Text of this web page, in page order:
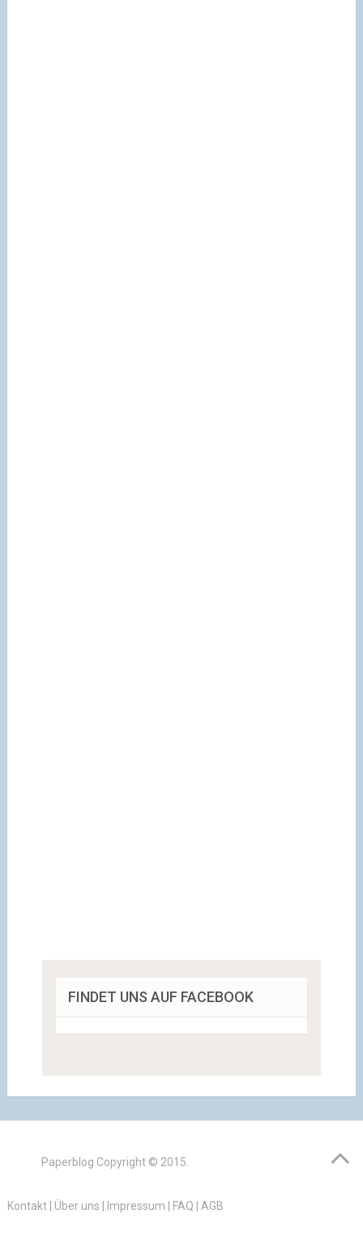
FINDET UNS AUF FACEBOOK
Paperblog Copyright © 2015.
Kontakt| Über uns Impressum FAQ AGB